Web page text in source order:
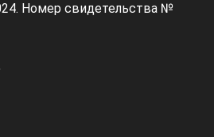
Номер свидетельства №